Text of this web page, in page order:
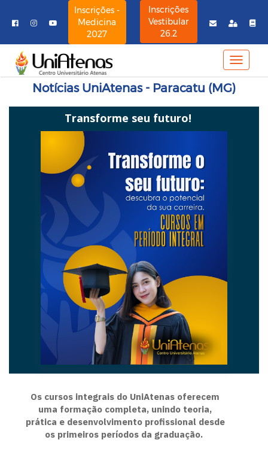
Inscrições -
Medicina
2027
Inscrições
Vestibular
26.2
MENU
Notícias UniAtenas - Paracatu (MG)
Transforme seu futuro!
Os cursos integrais do UniAtenas oferecem
uma formação completa, unindo teoria,
prática e desenvolvimento profissional desde
os primeiros períodos da graduação.